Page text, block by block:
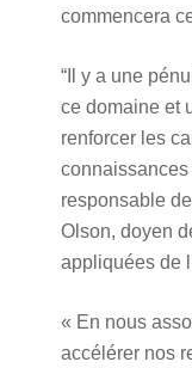
commencera
“Il y a une
ce domaine et
renforcer les
responsable
Olson, doyen
appliquées de
« En nous
accélérer nos